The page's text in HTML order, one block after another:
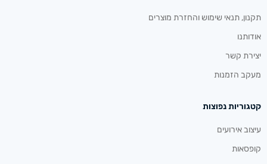
תקנון, תנאי שימוש והחזרת מוצרים
אודותנו
יצירת קשר
מעקב הזמנות
קטגוריות נפוצות
עיצוב אירועים
קופסאות